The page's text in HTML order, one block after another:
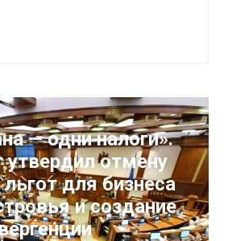
— одни налоги».
отмену
для бизнеса
и создание